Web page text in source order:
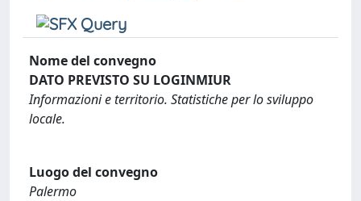
Nome del convegno
DATO PREVISTO SU LOGINMIUR
Informazioni e territorio. Statistiche per lo sviluppo
locale.
Luogo del convegno
Palermo